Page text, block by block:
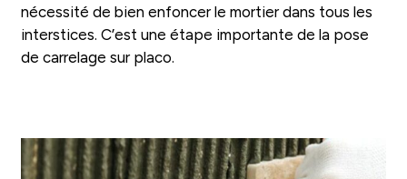
nécessité de bien enfoncer le mortier dans tous les
interstices. C’est une étape importante de la pose
de carrelage sur placo.